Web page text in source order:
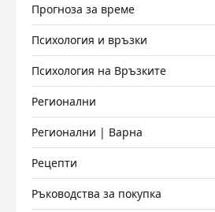
Прогноза за време
Психология и връзки
Психология на Връзките
Регионални
Регионални | Варна
Рецепти
Ръководства за покупка